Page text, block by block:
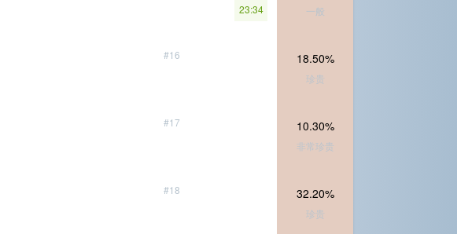
23:34
一般
#16 18.50%
珍贵
#17 10.30%
非常珍贵
#18 32.20%
珍贵